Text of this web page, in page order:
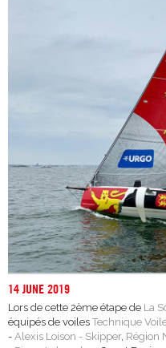
14 JUNE 2019
Lors de cette 2ème étape de La
équipés de voiles Technique
- Alexis Loison - Skipper, Région